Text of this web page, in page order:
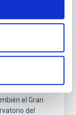
Astrofísica
con un
a unos
gracias
el Gran
del